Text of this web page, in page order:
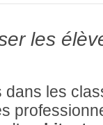
les
les